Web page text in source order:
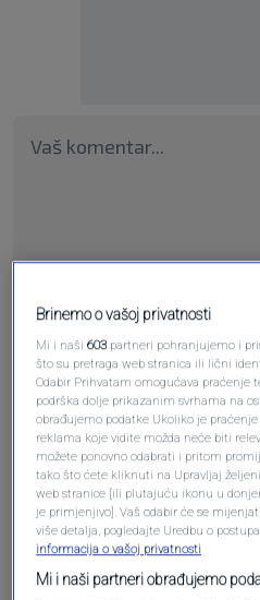
Pošalji
Brinemo o vašoj privatnosti
Mi i naši603 partneri pohranjujemo i
što su pretraga web stranica ili lični
Odabir Prihvatam omogućava praćenje
podrška dolje prikazanim svrhama na
obrađujemo podatke Ukoliko je
reklama koje vidite možda neće biti
možete ponovno odabrati i pritom
tako što ćete kliknuti na Upravljaj
web stranice [ili plutajuću ikonu u
je primjenjivo]. Vaš odabir će se
više detalja, pogledajte Uredbu o
informacija o vašoj privatnosti
Mi i naši partneri obrađujemo